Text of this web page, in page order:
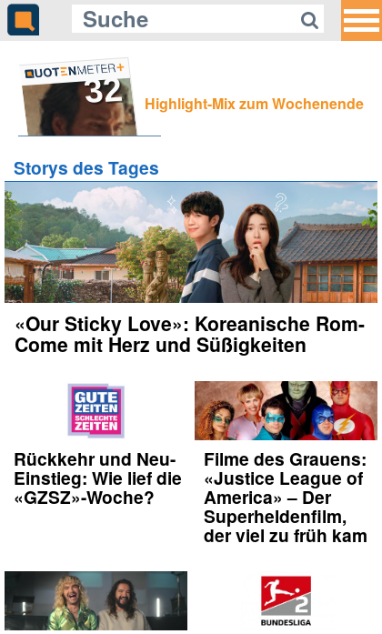
32 Highlight-Mix zum Wochenende
Storys des Tages
«Our Sticky Love»: Koreanische Rom-
Come mit Herz und Süßigkeiten
Rückkehr und Neu-
Einstieg: Wie lief die
«GZSZ»-Woche?
Filme des Grauens:
«Justice League of
America» – Der
Superheldenfilm,
der viel zu früh kam